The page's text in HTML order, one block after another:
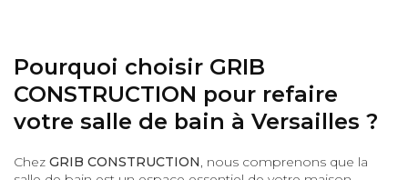
Pourquoi choisir GRIB
CONSTRUCTION pour refaire
votre salle de bain à Versailles ?
Chez GRIB CONSTRUCTION, nous comprenons que la